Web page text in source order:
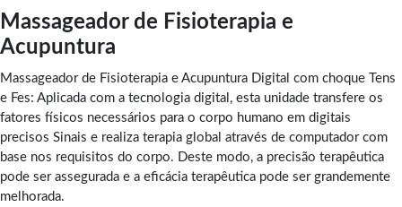
Massageador de Fisioterapia e
Acupuntura
Massageador de Fisioterapia e Acupuntura Digital com choque Tens
e Fes: Aplicada com a tecnologia digital, esta unidade transfere os
fatores físicos necessários para o corpo humano em digitais
precisos Sinais e realiza terapia global através de computador com
base nos requisitos do corpo. Deste modo, a precisão terapêutica
pode ser assegurada e a eficácia terapêutica pode ser grandemente
melhorada.